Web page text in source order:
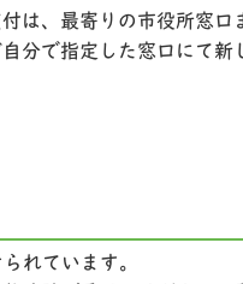
は、最寄りの市役所窓口
分で指定した窓口にて新
れています。